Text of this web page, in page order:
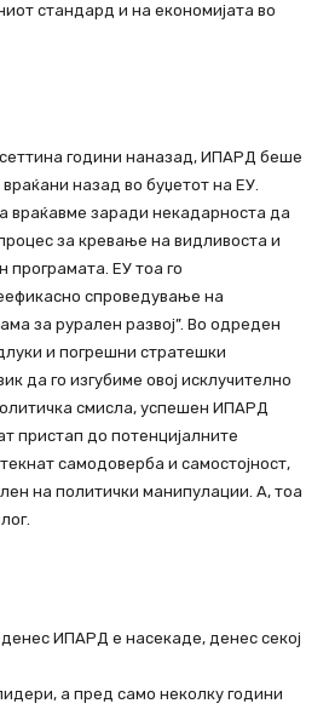
стандард и на економијата во
години наназад, ИПАРД беше
назад во буџетот на ЕУ.
враќавме заради некадарноста да
за кревање на видливоста и
програмата. ЕУ тоа го
спроведување на
за рурален развој”. Во одреден
и погрешни стратешки
да го изгубиме овој исклучително
смисла, успешен ИПАРД
пристап до потенцијалните
самодоверба и самостојност,
на политички манипулации. А, тоа
ИПАРД е насекаде, денес секој
а пред само неколку години